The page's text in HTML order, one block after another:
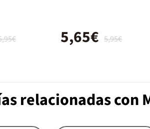
5,95€
5,65€
relacionadas con